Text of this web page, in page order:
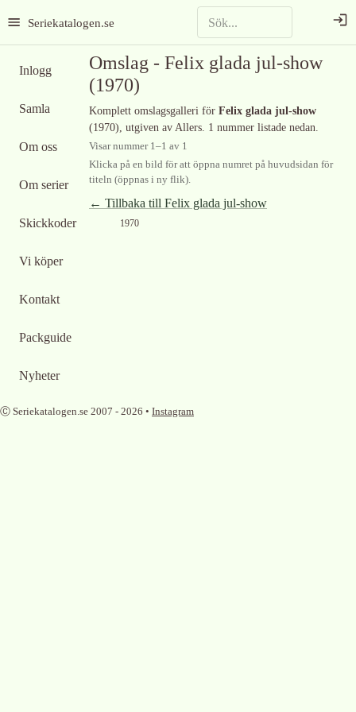
Seriekatalogen.se
Inlogg
Samla
Om oss
Om serier
Skickkoder
Vi köper
Kontakt
Packguide
Nyheter
Omslag - Felix glada jul-show
(1970)
Komplett omslagsgalleri för Felix glada jul-show
(1970), utgiven av Allers. 1 nummer listade nedan.
Visar nummer 1–1 av 1
Klicka på en bild för att öppna numret på huvudsidan för
titeln (öppnas i ny flik).
← Tillbaka till Felix glada jul-show
1970
Ⓒ Seriekatalogen.se 2007 - 2026 • Instagram